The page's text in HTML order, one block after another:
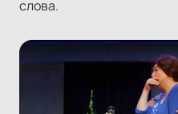
слова.